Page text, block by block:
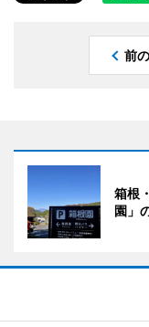
前
箱根
園」